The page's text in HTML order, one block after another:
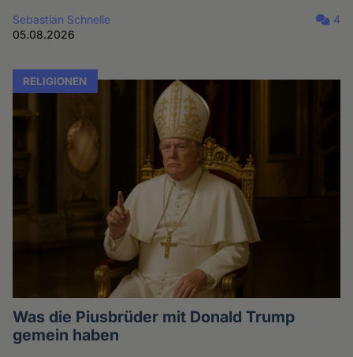
Sebastian Schnelle
05.08.2026
4
RELIGIONEN
Was die Piusbrüder mit Donald Trump
gemein haben